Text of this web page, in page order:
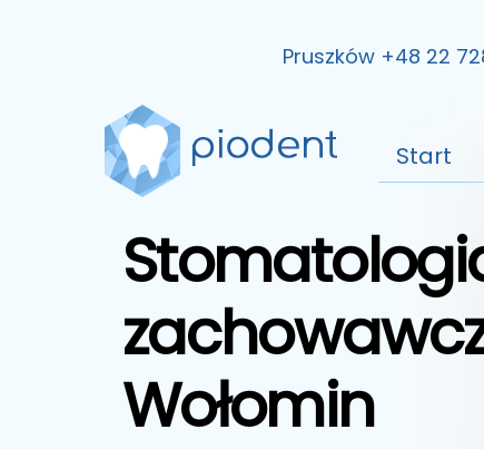
Pruszków +48 22
Start
Wołomin